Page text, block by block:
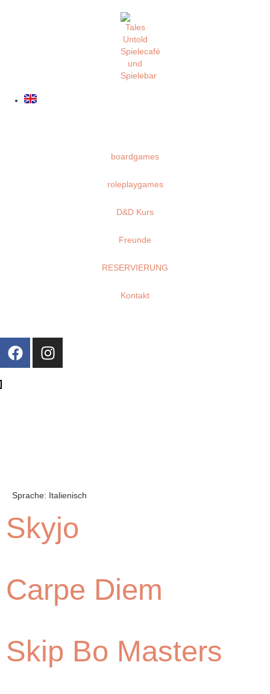
boardgames
roleplaygames
D&D Kurs
Freunde
RESERVIERUNG
Kontakt
Sprache: Italienisch
Skyjo
Carpe Diem
Skip Bo Masters